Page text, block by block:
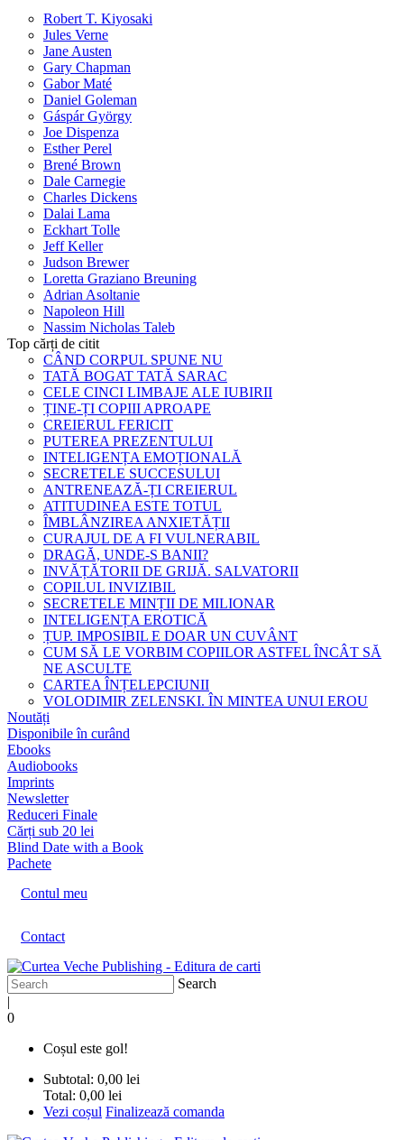
Robert T. Kiyosaki
Jules Verne
Jane Austen
Gary Chapman
Gabor Maté
Daniel Goleman
Gáspár György
Joe Dispenza
Esther Perel
Brené Brown
Dale Carnegie
Charles Dickens
Dalai Lama
Eckhart Tolle
Jeff Keller
Judson Brewer
Loretta Graziano Breuning
Adrian Asoltanie
Napoleon Hill
Nassim Nicholas Taleb
Top cărți de citit
CÂND CORPUL SPUNE NU
TATĂ BOGAT TATĂ SARAC
CELE CINCI LIMBAJE ALE IUBIRII
ȚINE-ȚI COPIII APROAPE
CREIERUL FERICIT
PUTEREA PREZENTULUI
INTELIGENȚA EMOȚIONALĂ
SECRETELE SUCCESULUI
ANTRENEAZĂ-ȚI CREIERUL
ATITUDINEA ESTE TOTUL
ÎMBLÂNZIREA ANXIETĂȚII
CURAJUL DE A FI VULNERABIL
DRAGĂ, UNDE-S BANII?
INVĂȚĂTORII DE GRIJĂ. SALVATORII
COPILUL INVIZIBIL
SECRETELE MINȚII DE MILIONAR
INTELIGENȚA EROTICĂ
ȚUP. IMPOSIBIL E DOAR UN CUVÂNT
CUM SĂ LE VORBIM COPIILOR ASTFEL ÎNCÂT SĂ
NE ASCULTE
CARTEA ÎNȚELEPCIUNII
VOLODIMIR ZELENSKI. ÎN MINTEA UNUI EROU
Noutăți
Disponibile în curând
Ebooks
Audiobooks
Imprints
Newsletter
Reduceri Finale
Cărți sub 20 lei
Blind Date with a Book
Pachete
Contul meu
Contact
Search
|
0
Coșul este gol!
Subtotal: 0,00 lei
Total: 0,00 lei
Vezi coșul Finalizează comanda